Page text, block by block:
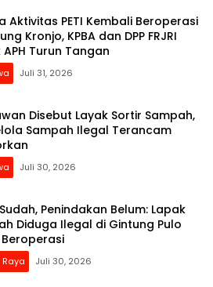
Aktivitas PETI Kembali Beroperasi
Kronjo, KPBA dan DPP FRJRI
APH Turun Tangan
Juli 31, 2026
Disebut Layak Sortir Sampah,
Sampah Ilegal Terancam
Juli 30, 2026
Penindakan Belum: Lapak
Diduga Ilegal di Gintung Pulo
Beroperasi
Raya Juli 30, 2026